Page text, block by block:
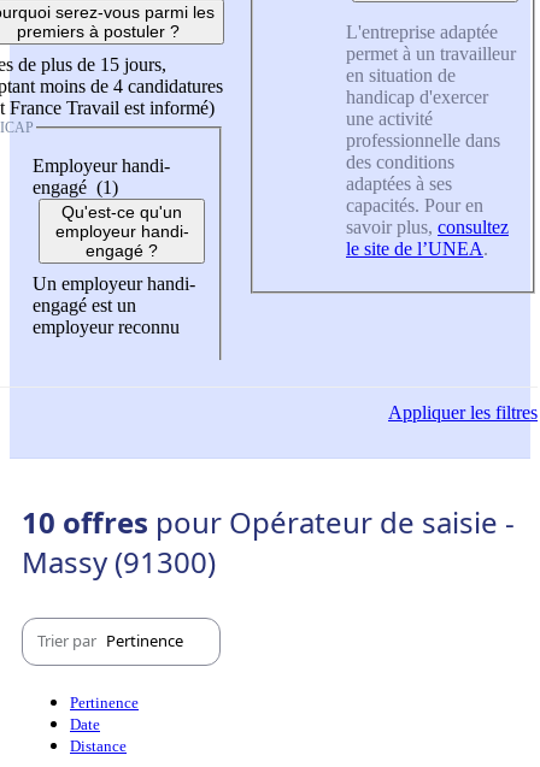
serez-vous parmi les
premiers à postuler ?
de plus de 15 jours,
moins de 4 candidatures
France Travail est informé)
Employeur handi-
engagé (1)
Qu'est-ce qu'un
employeur handi-
engagé ?
Un employeur handi-
engagé est un
employeur reconnu
L'entreprise adaptée
permet à un travailleur
en situation de
handicap d'exercer
une activité
professionnelle dans
des conditions
adaptées à ses
capacités. Pour en
savoir plus, consultez
le site de l’UNEA.
Appliquerles filtres
10 offres pour Opérateur de saisie -
Massy (91300)
Trier par Pertinence
Pertinence
Date
Distance